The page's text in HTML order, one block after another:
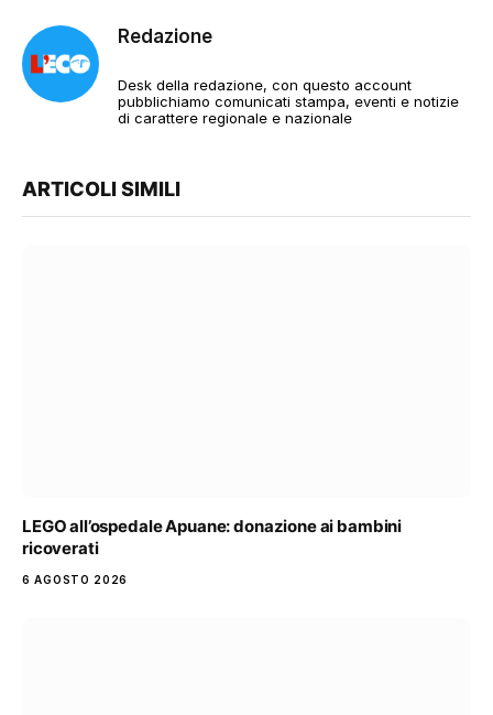
Redazione
Desk della redazione, con questo account
pubblichiamo comunicati stampa, eventi e notizie
di carattere regionale e nazionale
ARTICOLI SIMILI
LEGO all’ospedale Apuane: donazione ai bambini
ricoverati
6 AGOSTO 2026